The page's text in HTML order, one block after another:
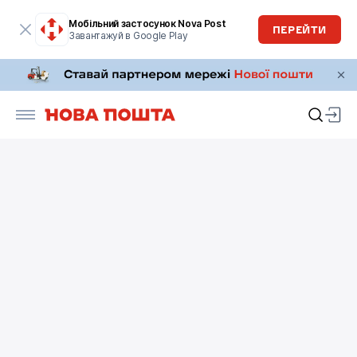
Мобільний застосунок Nova Post
Завантажуй в Google Play
ПЕРЕЙТИ